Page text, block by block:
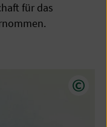
für das